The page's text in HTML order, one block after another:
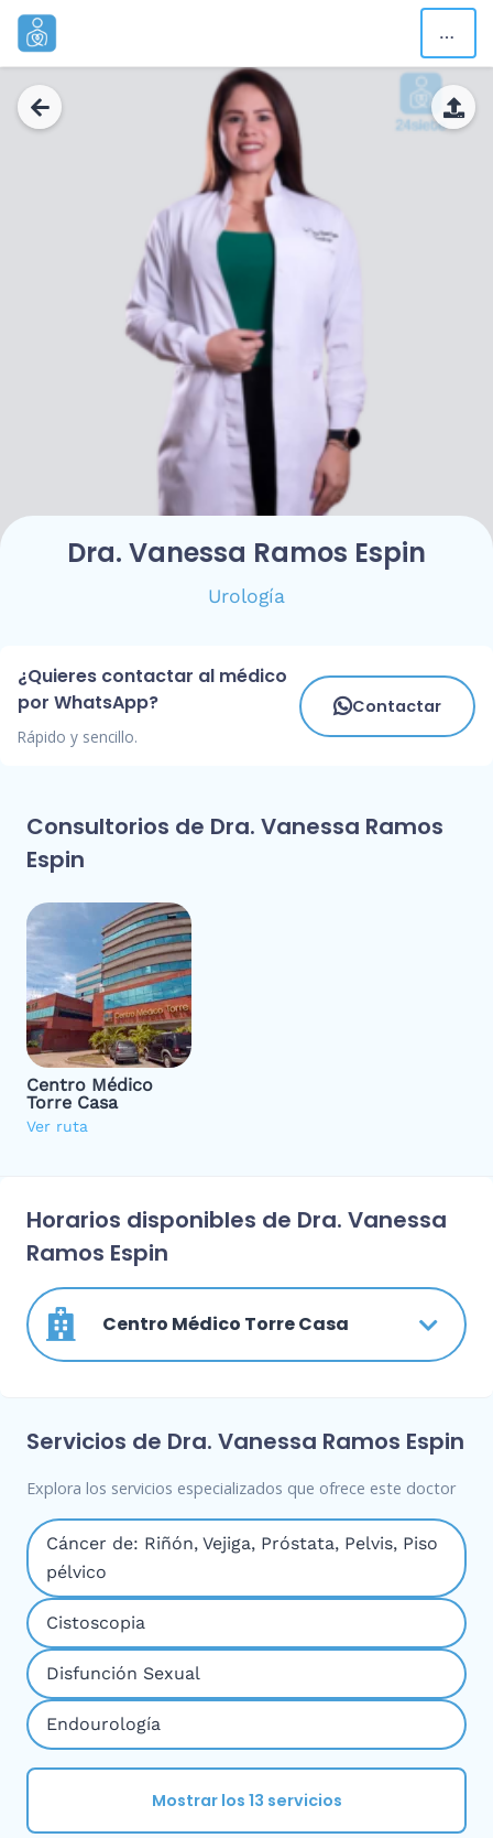
Dra. Vanessa Ramos Espin
Urología
¿Quieres contactar al médico
por WhatsApp?
Rápido y sencillo.
Contactar
Consultorios de Dra. Vanessa Ramos
Espin
Centro Médico
Torre Casa
Ver ruta
Horarios disponibles de Dra. Vanessa
Ramos Espin
Centro Médico Torre Casa
Servicios de Dra. Vanessa Ramos Espin
Explora los servicios especializados que ofrece este doctor
Cáncer de: Riñón, Vejiga, Próstata, Pelvis, Piso
pélvico
Cistoscopia
Disfunción Sexual
Endourología
Mostrar los 13 servicios